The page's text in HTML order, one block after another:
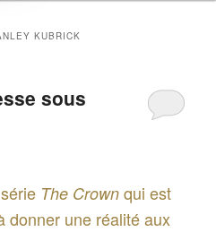
KUBRICK
sous
The Crown qui est
donner une réalité aux